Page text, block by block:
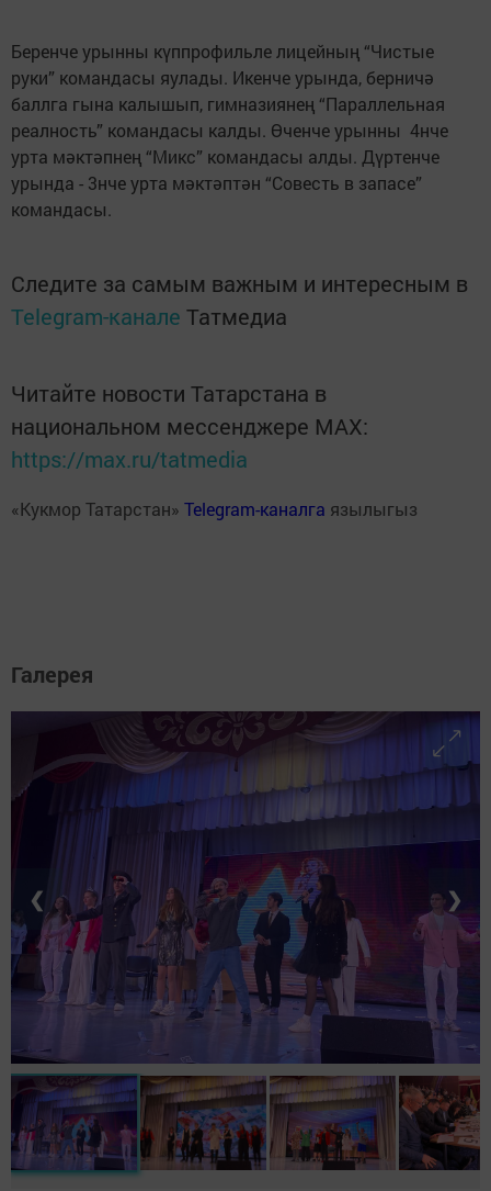
Беренче урынны күппрофильле лицейның “Чистые
руки” командасы яулады. Икенче урында, берничә
баллга гына калышып, гимназиянең “Параллельная
реалность” командасы калды. Өченче урынны 4нче
урта мәктәпнең “Микс” командасы алды. Дүртенче
урында - 3нче урта мәктәптән “Совесть в запасе”
командасы.
Следите за самым важным и интересным в
Telegram-канале Татмедиа
Читайте новости Татарстана в
национальном мессенджере MАХ:
https://max.ru/tatmedia
«Кукмор Татарстан» Telegram-каналга язылыгыз
Галерея
❮ ❯